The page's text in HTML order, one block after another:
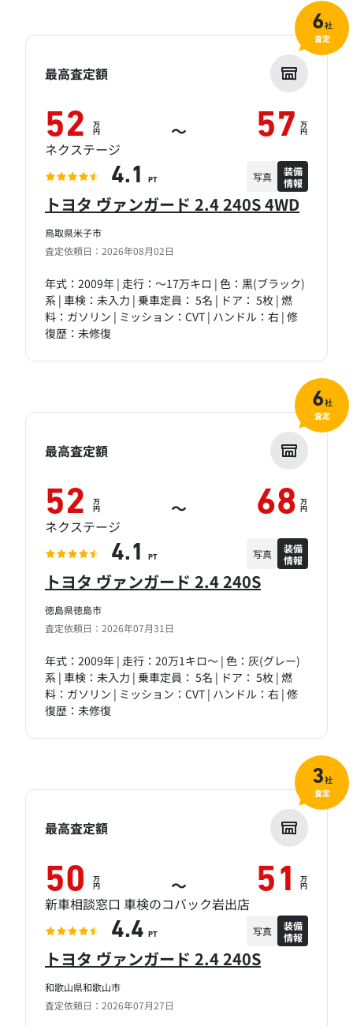
鳥取県米子市
査定依頼日：2026年08月02日
トヨタ ヴァンガード 2.4 240S 4WD
年式：2009年 | 走行：～17万キロ | 色：黒(ブラック)
系 | 車検：未入力 | 乗車定員： 5名 | ドア： 5枚 | 燃
料：ガソリン | ミッション：CVT | ハンドル：右 | 修
復歴：未修復
最高査定額
52 万
円 ～ 57 万
円
ネクステージ
4.1 PT 写真
装備
情報
6社
査定
徳島県徳島市
査定依頼日：2026年07月31日
トヨタ ヴァンガード 2.4 240S
年式：2009年 | 走行：20万1キロ～ | 色：灰(グレー)
系 | 車検：未入力 | 乗車定員： 5名 | ドア： 5枚 | 燃
料：ガソリン | ミッション：CVT | ハンドル：右 | 修
復歴：未修復
最高査定額
52 万
円 ～ 68 万
円
ネクステージ
4.1 PT 写真
装備
情報
6社
査定
和歌山県和歌山市
査定依頼日：2026年07月27日
トヨタ ヴァンガード 2.4 240S
最高査定額
50 万
円 ～ 51 万
円
新車相談窓口 車検のコバック岩出店
4.4 PT 写真
装備
情報
3社
査定